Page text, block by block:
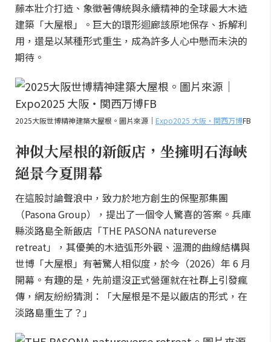
藤本壯介打造、象徵著傳統與永續精神的全球最大木造
建築「大屋根」。巨大的環形迴廊該原地保存、拆解利
用，還是以某種形式重生，成為許多人心中懸而未決的
期待。
2025大阪世博精神建築大屋根。圖片來源｜ Expo2025 大阪・関西万博FB
神似大屋根的新飯店，坐擁明石海峽
絕景今夏開幕
在這股討論聲浪中，致力於地方創生的保聖那集團
（Pasona Group），提出了一個令人驚喜的答案。兵庫
縣淡路島全新飯店「THE PASONA natureverse
retreat」，其優美的木造弧形外觀、溫潤的曲線結構與
世博「大屋根」有著驚人相似度，於今（2026）年 6 月
開幕。有趣的是，先前還沒正式營運就在社群上引發瘋
傳，網友紛紛猜測：「大屋根是不是以飯店的形式，在
淡路島重生了？」